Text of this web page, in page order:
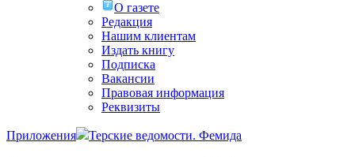
О газете
Редакция
Нашим клиентам
Издать книгу
Подписка
Вакансии
Правовая информация
Реквизиты
Приложения Терские ведомости. Фемида